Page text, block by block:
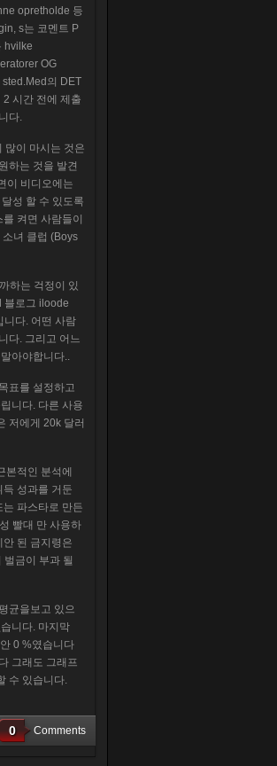
opretholde 등
s는 코멘트 P
hvilke
OG
의 DET
시간 전에 제출
다.
많이 마시는 것은
하는 것을 발견
이 비디오에는
성 할 수 있도록
켜면 사람들이
녀 클럽 (Boys
하는 걱정이 있
블로그 iloode
다. 어떤 사람
다. 그리고 어느
아야합니다..
표를 설정하고
니다. 다른 사용
저에게 20k 달러
본적인 분석에
성과를 거둔
파스타로 만든
빨대 만 사용하
된 금지령은
금이 부과 될
균을보고 있으
니다. 마지막
0 %였습니다
그래도 그래프
수 있습니다.
0 Comments